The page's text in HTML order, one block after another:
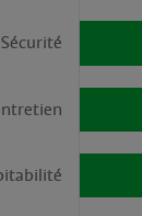
Sécurité